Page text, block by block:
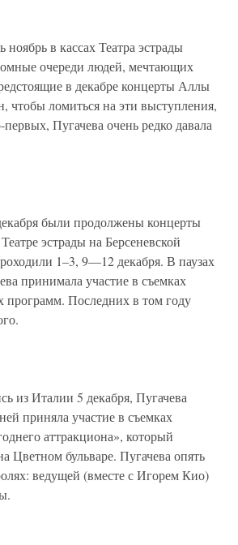
ноябрь в кассах Театра эстрады
очереди людей, мечтающих
в декабре концерты Аллы
чтобы ломиться на эти выступления,
Пугачева очень редко давала
были продолжены концерты
эстрады на Берсеневской
1–3, 9—12 декабря. В паузах
принимала участие в съемках
программ. Последних в том году
из Италии 5 декабря, Пугачева
приняла участие в съемках
аттракциона», который
Цветном бульваре. Пугачева опять
ведущей (вместе с Игорем Кио)